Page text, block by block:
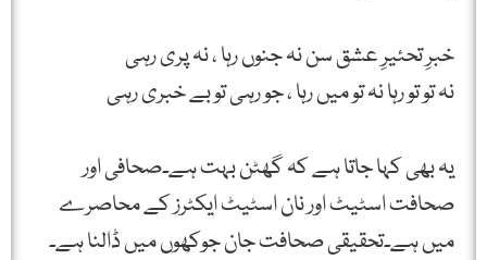
خبرِ تحئیرِ عشق سن نہ جنوں رہا ، نہ پری رہی
نہ تو تو رہا نہ تو میں رہا ، جو رہی تو بے خبری رہی
یہ بھی کہا جاتا ہے کہ گھٹن بہت ہے۔صحافی اور
صحافت اسٹیٹ اور نان اسٹیٹ ایکٹرز کے محاصرے
میں ہے۔تحقیقی صحافت جان جوکھوں میں ڈالنا ہے۔